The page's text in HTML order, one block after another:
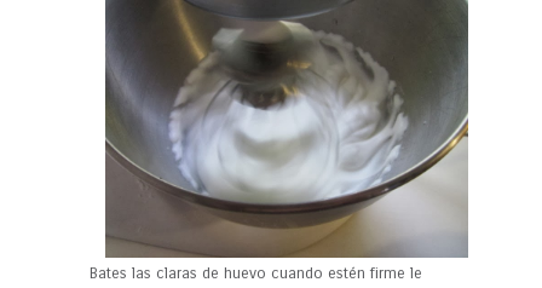
Bates las claras de huevo cuando estén firme le